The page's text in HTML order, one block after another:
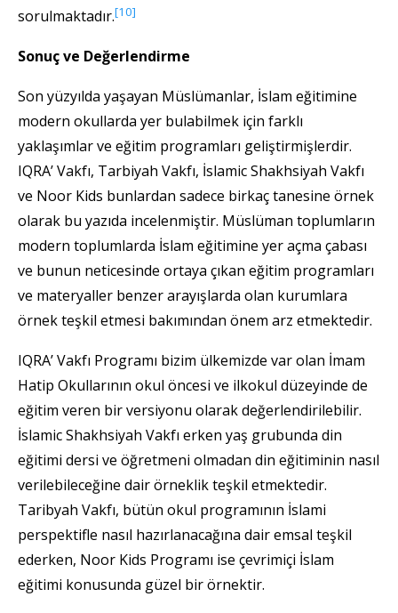
sorulmaktadır.[10]
Sonuç ve Değerlendirme
Son yüzyılda yaşayan Müslümanlar, İslam eğitimine
modern okullarda yer bulabilmek için farklı
yaklaşımlar ve eğitim programları geliştirmişlerdir.
IQRA’ Vakfı, Tarbiyah Vakfı, İslamic Shakhsiyah Vakfı
ve Noor Kids bunlardan sadece birkaç tanesine örnek
olarak bu yazıda incelenmiştir. Müslüman toplumların
modern toplumlarda İslam eğitimine yer açma çabası
ve bunun neticesinde ortaya çıkan eğitim programları
ve materyaller benzer arayışlarda olan kurumlara
örnek teşkil etmesi bakımından önem arz etmektedir.
IQRA’ Vakfı Programı bizim ülkemizde var olan İmam
Hatip Okullarının okul öncesi ve ilkokul düzeyinde de
eğitim veren bir versiyonu olarak değerlendirilebilir.
İslamic Shakhsiyah Vakfı erken yaş grubunda din
eğitimi dersi ve öğretmeni olmadan din eğitiminin nasıl
verilebileceğine dair örneklik teşkil etmektedir.
Taribyah Vakfı, bütün okul programının İslami
perspektifle nasıl hazırlanacağına dair emsal teşkil
ederken, Noor Kids Programı ise çevrimiçi İslam
eğitimi konusunda güzel bir örnektir.